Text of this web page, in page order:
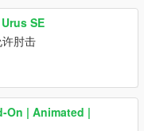
SE
肘击
On | Animated |